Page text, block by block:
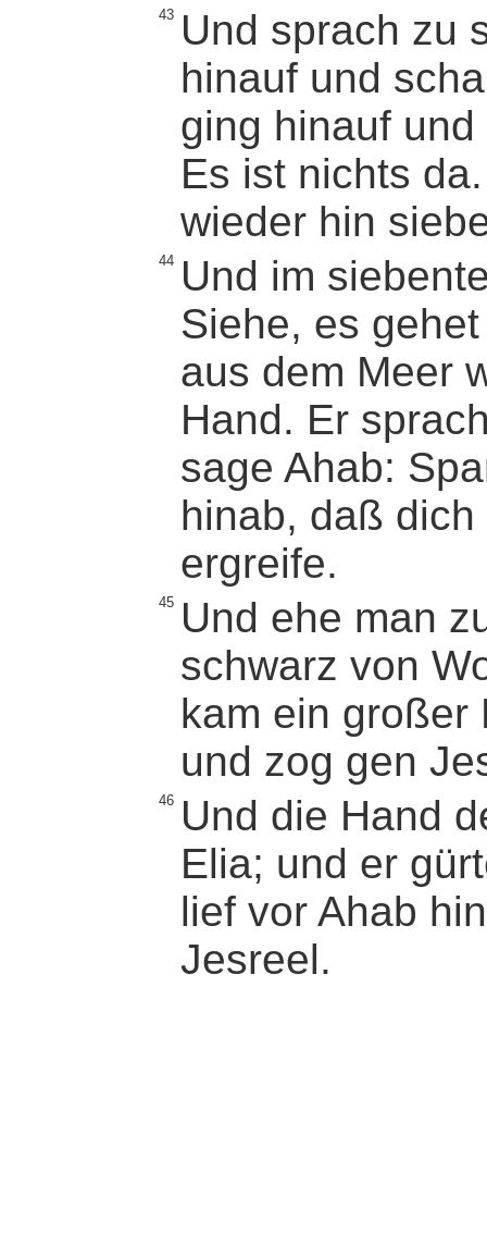
43 Und sprach zu
hinauf und
ging hinauf
Es ist nichts
wieder hin
44 Und im
Siehe, es
aus dem Meer
Hand. Er
sage Ahab:
hinab, daß
ergreife.
45 Und ehe man
schwarz von
kam ein großer
und zog gen
46 Und die Hand
Elia; und er
lief vor Ahab
Jesreel.